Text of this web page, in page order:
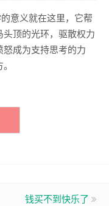
意义就在这里，它帮
顶的光环，驱散权力
成为支持思考的力
钱买不到快乐了